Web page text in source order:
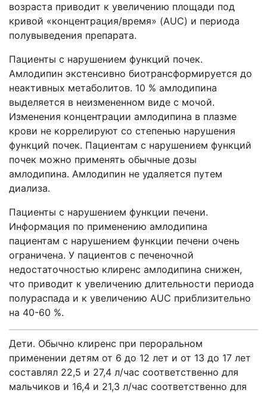
возраста приводит к увеличению площади под
кривой «концентрация/время» (AUC) и периода
полувыведения препарата.
Пациенты с нарушением функций почек.
Амлодипин экстенсивно биотрансформируется до
неактивных метаболитов. 10 % амлодипина
выделяется в неизмененном виде с мочой.
Изменения концентрации амлодипина в плазме
крови не коррелируют со степенью нарушения
функций почек. Пациентам с нарушением функций
почек можно применять обычные дозы
амлодипина. Амлодипин не удаляется путем
диализа.
Пациенты с нарушением функции печени.
Информация по применению амлодипина
пациентам с нарушением функции печени очень
ограничена. У пациентов с печеночной
недостаточностью клиренс амлодипина снижен,
что приводит к увеличению длительности периода
полураспада и к увеличению AUC приблизительно
на 40-60 %.
Дети. Обычно клиренс при пероральном
применении детям от 6 до 12 лет и от 13 до 17 лет
составлял 22,5 и 27,4 л/час соответственно для
мальчиков и 16,4 и 21,3 л/час соответственно для